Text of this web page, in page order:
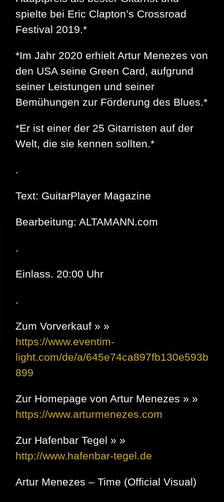
spielte bei Eric Clapton’s Crossroad
Festival 2019.*
*Im Jahr 2020 erhielt Artur Menezes von
den USA seine Green Card, aufgrund
seiner Leistungen und seiner
Bemühungen zur Förderung des Blues.*
*Er ist einer der 25 Gitarristen auf der
Welt, die sie kennen sollten.*
.
Text: GuitarPlayer Magazine
Bearbeitung: ALTAMANN.com
.
Einlass. 20:00 Uhr
.
Zum Vorverkauf » »
https://www.eventim-
light.com/de/a/645e74ca897fb130e593b
899
Zur Homepage von Artur Menezes » »
https://www.arturmenezes.com
Zur Hafenbar Tegel » »
http://www.hafenbar-tegel.de
Artur Menezes – Time (Official Visual)